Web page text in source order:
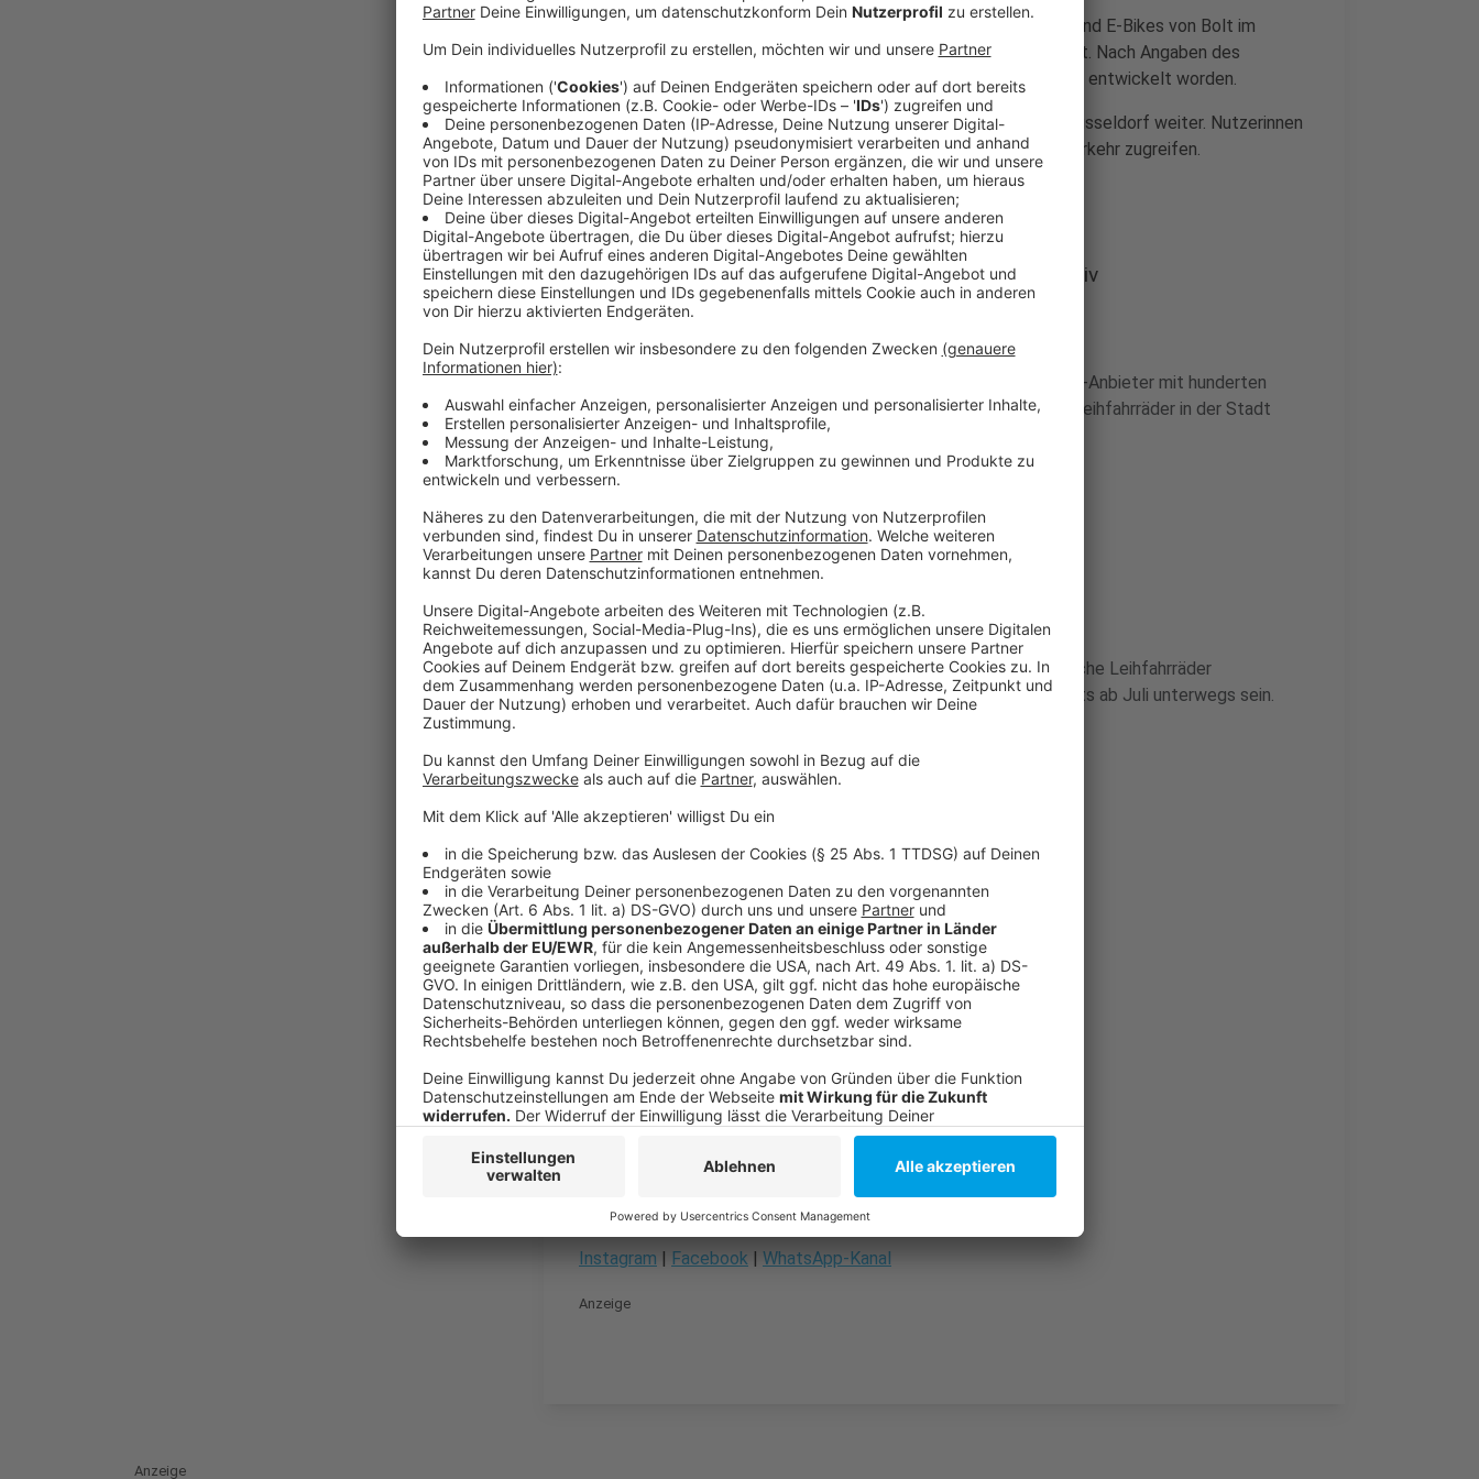
In Düsseldorf gibt es ein neues Leihfahrrad-Angebot . Ab sofort sind E-Bikes von Bolt im
Stadtgebiet unterwegs. Das hat der Mobilitätsanbieter mitgeteilt. Nach Angaben des
Unternehmens sind die Räder vor allem für den Alltag in der Stadt entwickelt worden.
Mit dem Start von Bolt wächst das Angebot für BikeSharing in Düsseldorf weiter. Nutzerinnen
und Nutzer können damit auf eine weitere Alternative im Stadtverkehr zugreifen.
Anzeige
Schon mehrere BikeSharing-Anbieter in Düsseldorf aktiv
Anzeige
Neben Bolt gibt es in Düsseldorf bereits drei weitere BikeSharing-Anbieter mit hunderten
Leihfahrrädern: Lime, Dott und nextbike. Damit ist der Markt für Leihfahrräder in der Stadt
schon jetzt breit aufgestellt.
Anzeige
Auch städtische Düsselbikes sollen bald kommen
In den kommenden Monaten sollen außerdem noch 2500 städtische Leihfahrräder
dazukommen. Die ersten 500Düsselbikessollen laut Stadt bereits ab Juli unterwegs sein.
Mehr Links und Infos zum Thema:
Anzeige
So haben wir über die Düsselbikes berichtet
Erste Mobilitätsstation in Wersten eröffnet
Mobilitätsstationen: Netz wächst auf über 30
Folge uns für mehr News & Updates:
Instagram | Facebook | WhatsApp-Kanal
Anzeige
Anzeige